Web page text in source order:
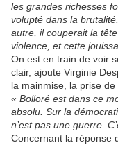
les grandes richesses
volupté dans la
autre, il couperait la
violence, et cette
On est en train de voir
clair, ajoute Virginie
la mainmise, la prise
« Bolloré est dans ce
absolu. Sur la
n’est pas une guerre.
Concernant la réponse